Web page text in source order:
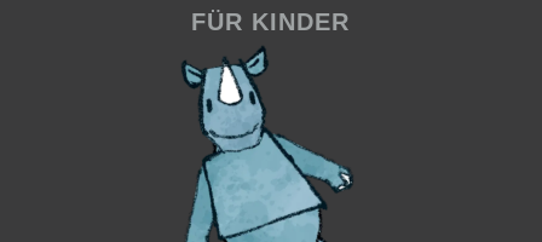
FÜR KINDER